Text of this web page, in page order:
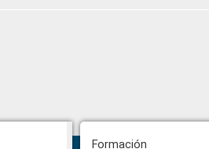
Formación
CPCCS aprueba convocatoria a